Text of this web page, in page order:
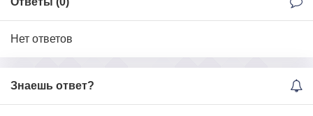
Нет ответов
Знаешь ответ?